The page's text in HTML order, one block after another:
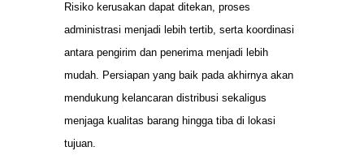
Risiko kerusakan dapat ditekan, proses
administrasi menjadi lebih tertib, serta koordinasi
antara pengirim dan penerima menjadi lebih
mudah. Persiapan yang baik pada akhirnya akan
mendukung kelancaran distribusi sekaligus
menjaga kualitas barang hingga tiba di lokasi
tujuan.